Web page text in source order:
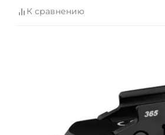
К сравнению